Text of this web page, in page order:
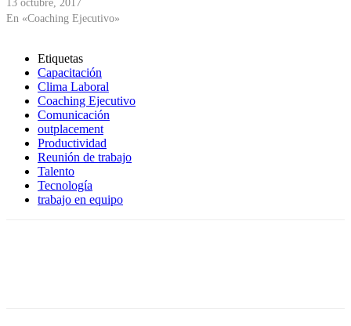
13 octubre, 2017
En «Coaching Ejecutivo»
Etiquetas
Capacitación
Clima Laboral
Coaching Ejecutivo
Comunicación
outplacement
Productividad
Reunión de trabajo
Talento
Tecnología
trabajo en equipo